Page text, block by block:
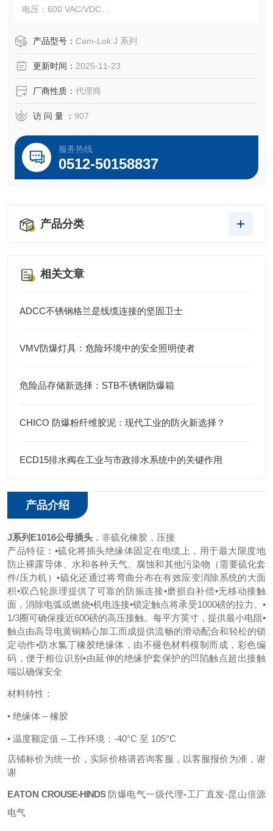
电压：600 VAC/VDC
防护等级：NEMA 4
• 符合 UL1691 标准
• CSA 认证符合 C22.2 No. 182.3 LR13963
产品型号： Cam-Lok J 系列
更新时间： 2025-11-23
厂商性质： 代理商
访 问 量 ： 907
服务热线
0512-50158837
产品分类
相关文章
ADCC不锈钢格兰是线缆连接的坚固卫士
VMV防爆灯具：危险环境中的安全照明使者
危险品存储新选择：STB不锈钢防爆箱
CHICO 防爆粉纤维胶泥：现代工业的防火新选择？
ECD15排水阀在工业与市政排水系统中的关键作用
产品介绍
J系列E1016公母插头 ，非硫化橡胶，压接
产品特征： •硫化将插头绝缘体固定在电缆上，用于最大限度地
防止裸露导体、水和各种天气、腐蚀和其他污染物（需要硫化套
件/压力机）•硫化还通过将弯曲分布在有效应变消除系统的大面
积•双凸轮原理提供了可靠的防振连接•磨损自补偿•无移动接触
面，消除电弧或燃烧•机电连接•锁定触点将承受1000磅的拉力。•
1/3圈可确保接近600磅的高压接触。每平方英寸，提供最小电阻•
触点由高导电黄铜精心加工而成提供流畅的滑动配合和轻松的锁
定动作•防水氯丁橡胶绝缘体，由不褪色材料模制而成，彩色编
码，便于相位识别•由延伸的绝缘护套保护的凹陷触点超出接触
端以确保安全
材料特性：
• 绝缘体 – 橡胶
• 温度额定值 – 工作环境：-40°C 至 105°C
店铺标价为统一价，实际价格请咨询客服，以客服报价为准，谢
谢
EATON CROUSE-HINDS 防爆电气一级代理-工厂直发-昆山倍源
电气